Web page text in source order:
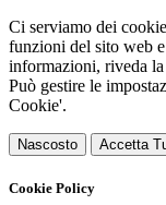
Ci serviamo dei
funzioni del sito web
informazioni, riveda la
Può gestire le
Cookie'.
Nascosto Accetta
Cookie Policy